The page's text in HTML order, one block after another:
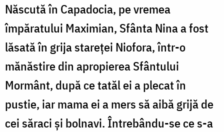
Născută în Capadocia, pe vremea
împăratului Maximian, Sfânta Nina a fost
lăsată în grija stareței Niofora, într-o
mănăstire din apropierea Sfântului
Mormânt, după ce tatăl ei a plecat în
pustie, iar mama ei a mers să aibă grijă de
cei săraci și bolnavi. Întrebându-se ce s-a